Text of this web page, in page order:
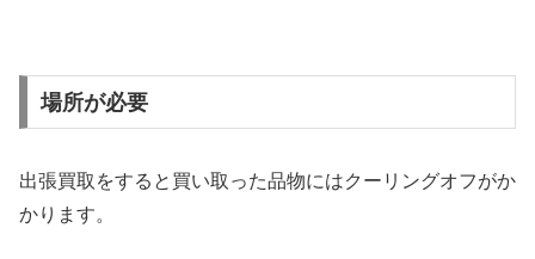
場所が必要
出張買取をすると買い取った品物にはクーリングオフがか
かります。